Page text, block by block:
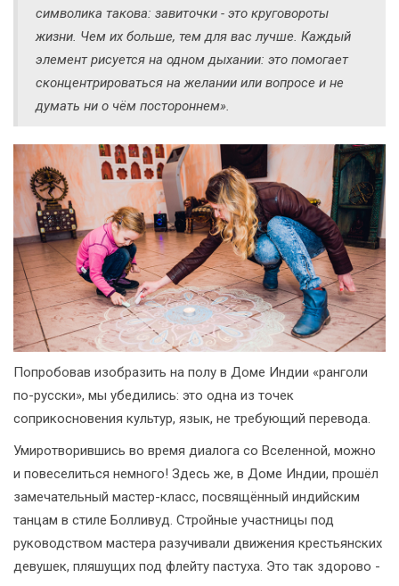
символика такова: завиточки - это круговороты
жизни. Чем их больше, тем для вас лучше. Каждый
элемент рисуется на одном дыхании: это помогает
сконцентрироваться на желании или вопросе и не
думать ни о чём постороннем».
Попробовав изобразить на полу в Доме Индии «ранголи
по-русски», мы убедились: это одна из точек
соприкосновения культур, язык, не требующий перевода.
Умиротворившись во время диалога со Вселенной, можно
и повеселиться немного! Здесь же, в Доме Индии, прошёл
замечательный мастер-класс, посвящённый индийским
танцам в стиле Болливуд. Стройные участницы под
руководством мастера разучивали движения крестьянских
девушек, пляшущих под флейту пастуха. Это так здорово -